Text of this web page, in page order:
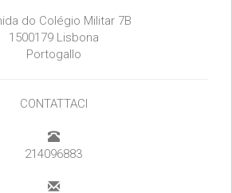
do Colégio Militar 7B
1500179 Lisbona
Portogallo
CONTATTACI
214096883